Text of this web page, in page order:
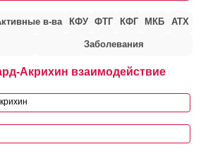
в-ва КФУ ФТГ КФГ МКБ АТХ
Заболевания
Акрихин взаимодействие